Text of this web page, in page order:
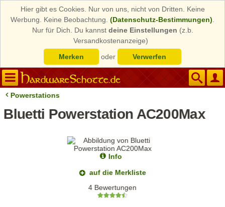
Hier gibt es Cookies. Nur von uns, nicht von Dritten. Keine
Werbung. Keine Beobachtung. (Datenschutz-Bestimmungen)
Nur für Dich. Du kannst deine Einstellungen (z.b.
Versandkostenanzeige)
Merken
oder Verwerfen
Powerstations
Bluetti Powerstation AC200Max
Info
auf die Merkliste
4 Bewertungen